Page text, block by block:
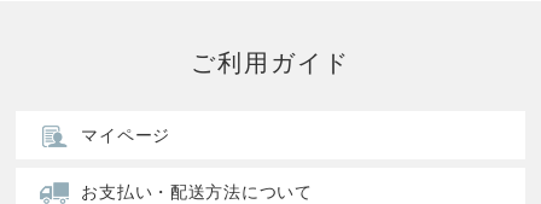
ご利用ガイド
マイページ
お支払い・配送方法について